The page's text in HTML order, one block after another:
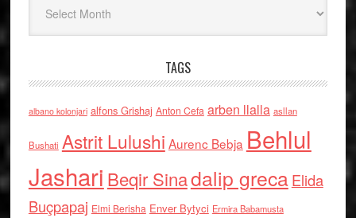
TAGS
albano kolonjari alfons Grishaj Anton Cefa arben llalla asllan
Bushati Astrit Lulushi Aurenc Bebja Behlul
Jashari Beqir Sinadalip grecaElida
Buçpapaj Elmi Berisha Enver Bytyci Ermira Babamusta